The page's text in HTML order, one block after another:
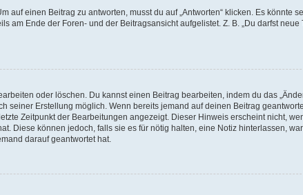
auf einen Beitrag zu antworten, musst du auf „Antworten“ klicken. Es könnte
Ende der Foren- und der Beitragsansicht aufgelistet. Z. B. „Du darfst neue
oder löschen. Du kannst einen Beitrag bearbeiten, indem du das
seiner Erstellung möglich. Wenn bereits jemand auf deinen Beitrag
Zeitpunkt der Bearbeitungen angezeigt. Dieser Hinweis erscheint nicht,
Diese können jedoch, falls sie es für nötig halten, eine Notiz hinterlassen,
darauf geantwortet hat.